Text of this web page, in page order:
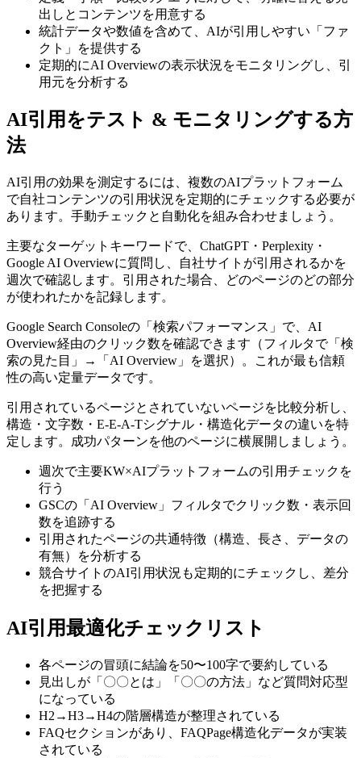
出しとコンテンツを用意する
統計データや数値を含めて、AIが引用しやすい「ファ
クト」を提供する
定期的にAI Overviewの表示状況をモニタリングし、引
用元を分析する
AI引用をテスト & モニタリングする方
法
AI引用の効果を測定するには、複数のAIプラットフォーム
で自社コンテンツの引用状況を定期的にチェックする必要が
あります。手動チェックと自動化を組み合わせましょう。
主要なターゲットキーワードで、ChatGPT・Perplexity・
Google AI Overviewに質問し、自社サイトが引用されるかを
週次で確認します。引用された場合、どのページのどの部分
が使われたかを記録します。
Google Search Consoleの「検索パフォーマンス」で、AI
Overview経由のクリック数を確認できます（フィルタで「検
索の見た目」→「AI Overview」を選択）。これが最も信頼
性の高い定量データです。
引用されているページとされていないページを比較分析し、
構造・文字数・E-E-A-Tシグナル・構造化データの違いを特
定します。成功パターンを他のページに横展開しましょう。
週次で主要KW×AIプラットフォームの引用チェックを
行う
GSCの「AI Overview」フィルタでクリック数・表示回
数を追跡する
引用されたページの共通特徴（構造、長さ、データの
有無）を分析する
競合サイトのAI引用状況も定期的にチェックし、差分
を把握する
AI引用最適化チェックリスト
各ページの冒頭に結論を50〜100字で要約している
見出しが「〇〇とは」「〇〇の方法」など質問対応型
になっている
H2→H3→H4の階層構造が整理されている
FAQセクションがあり、FAQPage構造化データが実装
されている